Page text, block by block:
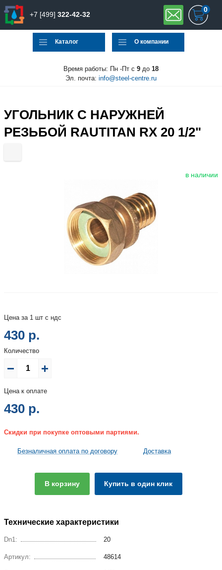
+7 [499] 322-42-32
0
Каталог О компании
Время работы: Пн -Пт с 9 до 18
Эл. почта: info@steel-centre.ru
УГОЛЬНИК С НАРУЖНЕЙ
РЕЗЬБОЙ RAUTITAN RX 20 1/2"
в наличии
Цена за 1 шт с ндс
430 р.
Количество
Цена к оплате
430 р.
Скидки при покупке оптовыми партиями.
Безналичная оплата по договору Доставка
В корзину Купить в один клик
Технические характеристики
Dn1: 20
Артикул: 48614